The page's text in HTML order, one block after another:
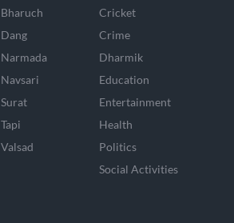
Bharuch
Dang
Narmada
Navsari
Surat
Tapi
Valsad
Cricket
Crime
Dharmik
Education
Entertainment
Health
Politics
Social Activities